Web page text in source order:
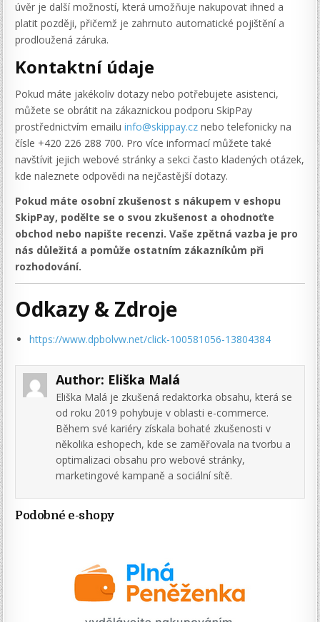
úvěr je další možností, která umožňuje nakupovat ihned a
platit později, přičemž je zahrnuto automatické pojištění a
prodloužená záruka.
Kontaktní údaje
Pokud máte jakékoliv dotazy nebo potřebujete asistenci,
můžete se obrátit na zákaznickou podporu SkipPay
prostřednictvím emailuinfo@skippay.cz nebo telefonicky na
čísle +420 226 288 700. Pro více informací můžete také
navštívit jejich webové stránky a sekci často kladených otázek,
kde naleznete odpovědi na nejčastější dotazy.
Pokud máte osobní zkušenost s nákupem v eshopu
SkipPay, podělte se o svou zkušenost a ohodnoťte
obchod nebo napište recenzi. Vaše zpětná vazba je pro
nás důležitá a pomůže ostatním zákazníkům při
rozhodování.
Odkazy & Zdroje
https://www.dpbolvw.net/click-100581056-13804384
Author: Eliška Malá
Eliška Malá je zkušená redaktorka obsahu, která se
od roku 2019 pohybuje v oblasti e-commerce.
Během své kariéry získala bohaté zkušenosti v
několika eshopech, kde se zaměřovala na tvorbu a
optimalizaci obsahu pro webové stránky,
marketingové kampaně a sociální sítě.
Podobné e-shopy